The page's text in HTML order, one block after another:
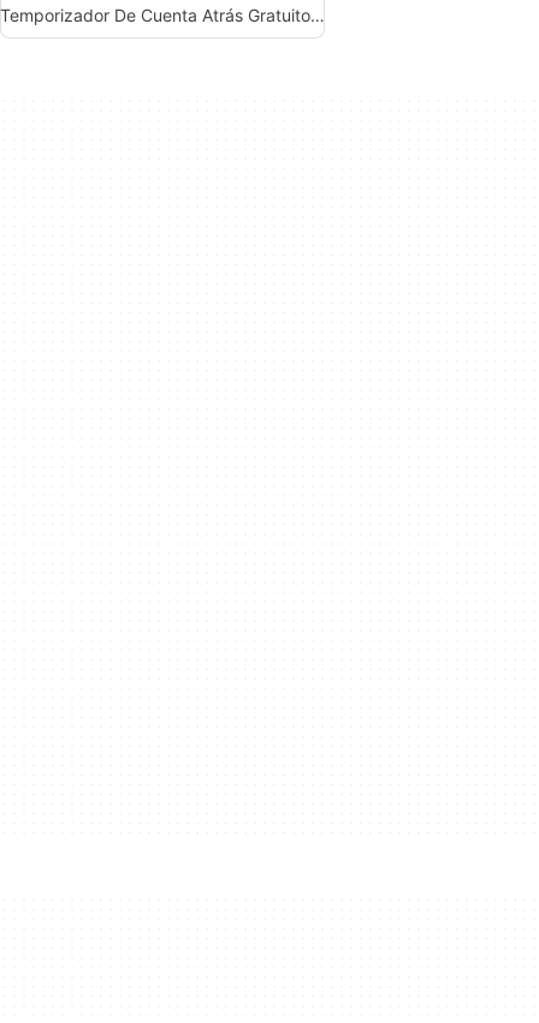
Temporizador De Cuenta Atrás Gratuito Para Android